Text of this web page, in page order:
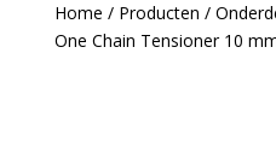
Home / Producten /
One Chain Tensioner 10